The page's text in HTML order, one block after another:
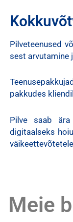
Pilveteenused
sest arvutamine
pakkudes
Pilve saab
digitaalseks
Meie